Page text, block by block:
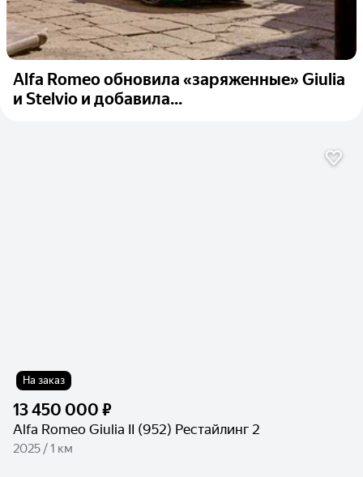
Alfa Romeo обновила «заряженные» Giulia
и Stelvio и добавила...
На заказ
13 450 000 ₽
Alfa Romeo Giulia II (952) Рестайлинг 2
2025 / 1 км